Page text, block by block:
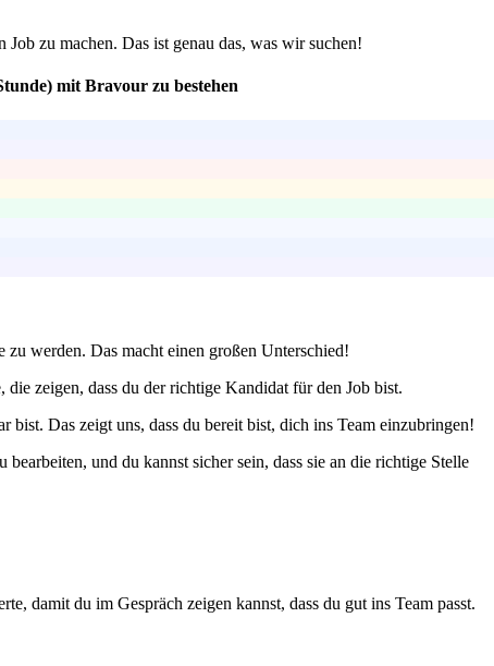
zu machen. Das ist genau das, was wir suchen!
mit Bravour zu bestehen
werden. Das macht einen großen Unterschied!
zeigen, dass du der richtige Kandidat für den Job bist.
Das zeigt uns, dass du bereit bist, dich ins Team einzubringen!
und du kannst sicher sein, dass sie an die richtige Stelle
damit du im Gespräch zeigen kannst, dass du gut ins Team passt.